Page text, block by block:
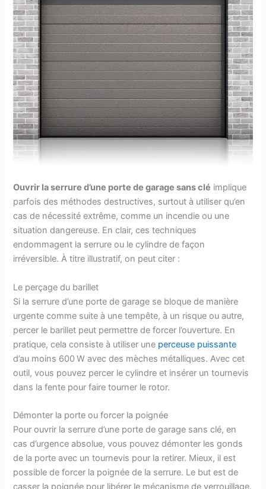
Ouvrir la serrure d’une porte de garage sans clé implique
parfois des méthodes destructives, surtout à utiliser qu’en
cas de nécessité extrême, comme un incendie ou une
situation dangereuse. En clair, ces techniques
endommagent la serrure ou le cylindre de façon
irréversible. À titre illustratif, on peut citer :
Le perçage du barillet
Si la serrure d’une porte de garage se bloque de manière
urgente comme suite à une tempête, à un risque ou autre,
percer le barillet peut permettre de forcer l’ouverture. En
pratique, cela consiste à utiliser une perceuse puissante
d’au moins 600 W avec des mèches métalliques. Avec cet
outil, vous pouvez percer le cylindre et insérer un tournevis
dans la fente pour faire tourner le rotor.
Démonter la porte ou forcer la poignée
Pour ouvrir la serrure d’une porte de garage sans clé, en
cas d’urgence absolue, vous pouvez démonter les gonds
de la porte avec un tournevis pour la retirer. Mieux, il est
possible de forcer la poignée de la serrure. Le but est de
casser la poignée pour libérer le mécanisme de verrouillage.